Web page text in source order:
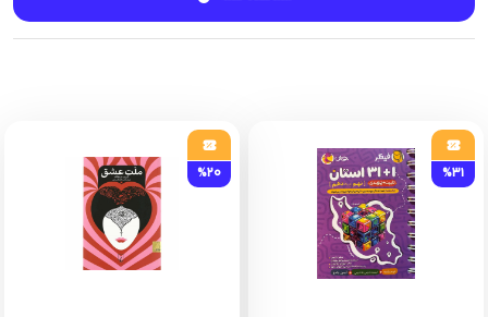
8) به همراه پاسخنامه کاملا تشریحی برای کلیه سوالات
%31
%20